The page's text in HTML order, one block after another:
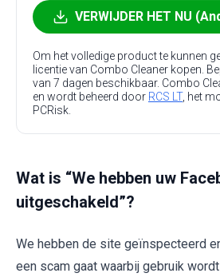
VERWIJDER HET NU
Om het volledige product te kunnen
licentie van Combo Cleaner kopen.
van 7 dagen beschikbaar. Combo
en wordt beheerd door RCS LT, het
PCRisk.
Wat is “We hebben uw
uitgeschakeld”?
We hebben de site geïnspecteerd
een scam gaat waarbij gebruik